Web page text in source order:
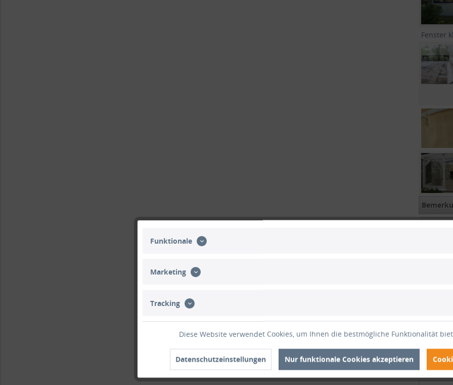
Fenster
inkl.
Funktionale
Marketing
Tracking
Diese Website verwendet Cookies, um Ihnen die bestmögliche Funktionalität
Datenschutzeinstellungen Nur funktionale Cookies akzeptieren